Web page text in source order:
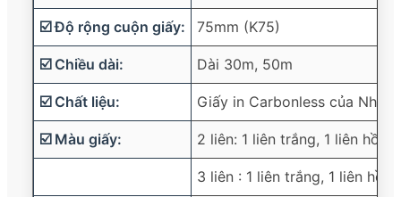
☑️ Độ rộng cuộn giấy: 75mm (K75)
☑️ Chiều dài: Dài 30m, 50m
☑️ Chất liệu: Giấy in Carbonless của Nhật
☑️ Màu giấy: 2 liên: 1 liên trắng, 1 liên hồng
3 liên : 1 liên trắng, 1 liên